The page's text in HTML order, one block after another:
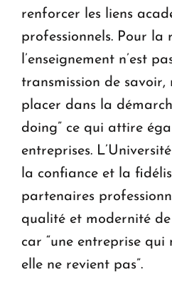
renforcer les liens
professionnels. Pour la
l’enseignement n’est
transmission de
placer dans la
doing” ce qui attire
entreprises.
la confiance et la
partenaires
qualité et modernité de
car “une entreprise qui
elle ne revient pas”.